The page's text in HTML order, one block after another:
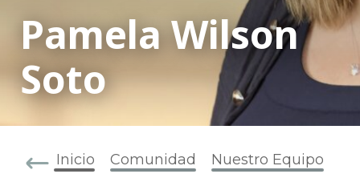
Pamela Wilson
Soto
Inicio Comunidad Nuestro Equipo